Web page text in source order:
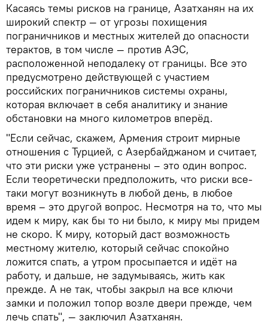
Касаясь темы рисков на границе, Азатханян на их
широкий спектр — от угрозы похищения
пограничников и местных жителей до опасности
терактов, в том числе — против АЭС,
расположенной неподалеку от границы. Все это
предусмотрено действующей с участием
российских пограничников системы охраны,
которая включает в себя аналитику и знание
обстановки на много километров вперёд.
"Если сейчас, скажем, Армения строит мирные
отношения с Турцией, с Азербайджаном и считает,
что эти риски уже устранены – это один вопрос.
Если теоретически предположить, что риски все-
таки могут возникнуть в любой день, в любое
время – это другой вопрос. Несмотря на то, что мы
идем к миру, как бы то ни было, к миру мы придем
не скоро. К миру, который даст возможность
местному жителю, который сейчас спокойно
ложится спать, а утром просыпается и идёт на
работу, и дальше, не задумываясь, жить как
прежде. А не так, чтобы закрыл на все ключи
замки и положил топор возле двери прежде, чем
лечь спать", — заключил Азатханян.